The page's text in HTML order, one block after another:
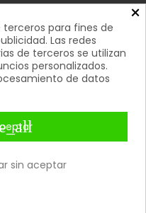



×
terceros para fines de
Las redes
de terceros se utilizan
personalizados.
de datos
sin aceptar